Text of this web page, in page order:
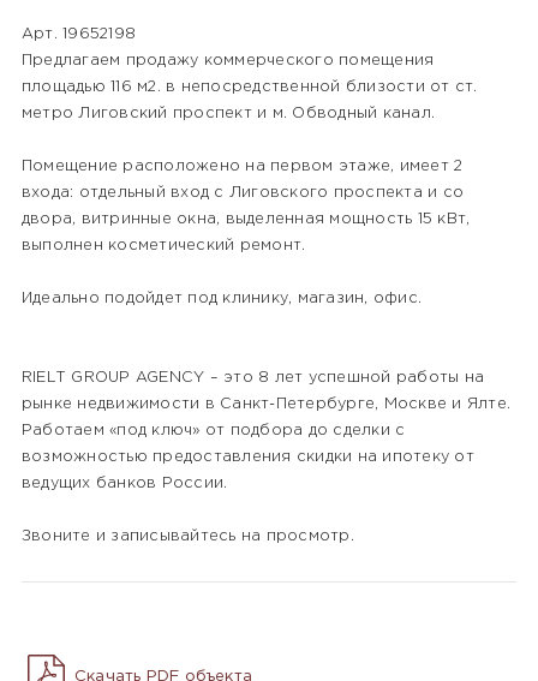
Арт. 19652198
Предлагаем продажу коммерческого помещения
площадью 116 м2. в непосредственной близости от ст.
метро Лиговский проспект и м. Обводный канал.
Помещение расположено на первом этаже, имеет 2
входа: отдельный вход с Лиговского проспекта и со
двора, витринные окна, выделенная мощность 15 кВт,
выполнен косметический ремонт.
Идеально подойдет под клинику, магазин, офис.
RIELT GROUP AGENCY – это 8 лет успешной работы на
рынке недвижимости в Санкт-Петербурге, Москве и Ялте.
Работаем «под ключ» от подбора до сделки с
возможностью предоставления скидки на ипотеку от
ведущих банков России.
Звоните и записывайтесь на просмотр.
Скачать PDF объекта